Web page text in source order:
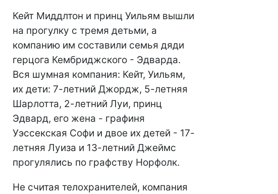
Кейт Миддлтон и принц Уильям вышли
на прогулку с тремя детьми, а
компанию им составили семья дяди
герцога Кембриджского - Эдварда.
Вся шумная компания: Кейт, Уильям,
их дети: 7-летний Джордж, 5-летняя
Шарлотта, 2-летний Луи, принц
Эдвард, его жена - графиня
Уэссекская Софи и двое их детей - 17-
летняя Луиза и 13-летний Джеймс
прогулялись по графству Норфолк.
Не считая телохранителей, компания